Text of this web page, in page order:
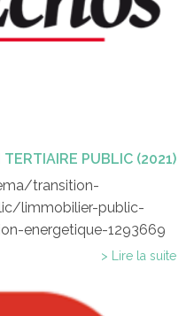
PUBLIC (2021)
transition-
limmobilier-public-
energetique-1293669
> Lire la suite